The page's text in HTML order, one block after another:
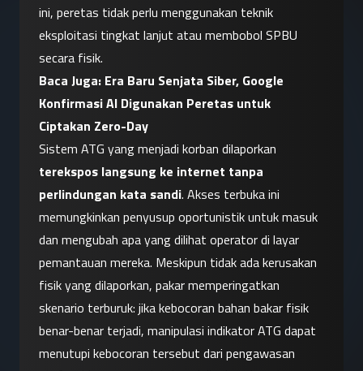
ini, peretas tidak perlu menggunakan teknik
eksploitasi tingkat lanjut atau membobol SPBU
secara fisik.
Baca Juga: Era Baru Senjata Siber, Google
Konfirmasi AI Digunakan Peretas untuk
Ciptakan Zero-Day
terekspos langsung ke internet tanpa
perlindungan kata sandi. Akses terbuka ini
memungkinkan penyusup oportunistik untuk masuk
dan mengubah apa yang dilihat operator di layar
pemantauan mereka. Meskipun tidak ada kerusakan
fisik yang dilaporkan, pakar memperingatkan
skenario terburuk: jika kebocoran bahan bakar fisik
benar-benar terjadi, manipulasi indikator ATG dapat
menutupi kebocoran tersebut dari pengawasan